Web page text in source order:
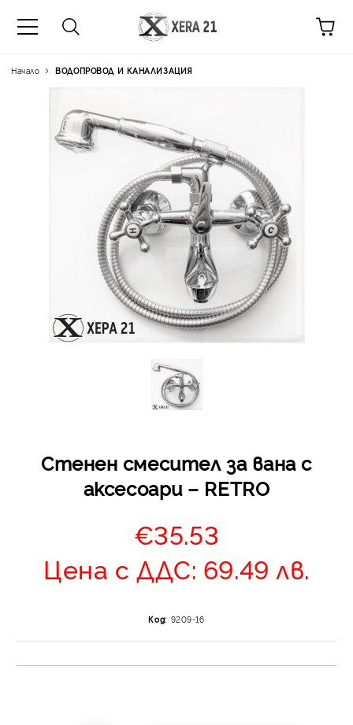
Начало ВОДОПРОВОД И КАНАЛИЗАЦИЯ
Стенен смесител за вана с
аксесоари – RETRO
€35.53
Цена с ДДС: 69.49 лв.
Код: 9209-16
Цена на продукта:
Отложено до 30 дни
оскъпяване. За
до 400 лв. / €204,52
Плащане на 4 вноски.
се разделя на 3 равни
без оскъпяване. За